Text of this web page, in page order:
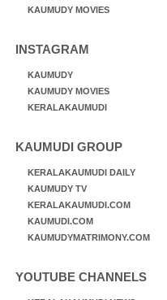
KAUMUDY MOVIES
INSTAGRAM
KAUMUDY
KAUMUDY MOVIES
KERALAKAUMUDI
KAUMUDI GROUP
KERALAKAUMUDI DAILY
KAUMUDY TV
KERALAKAUMUDI.COM
KAUMUDI.COM
KAUMUDYMATRIMONY.COM
YOUTUBE CHANNELS